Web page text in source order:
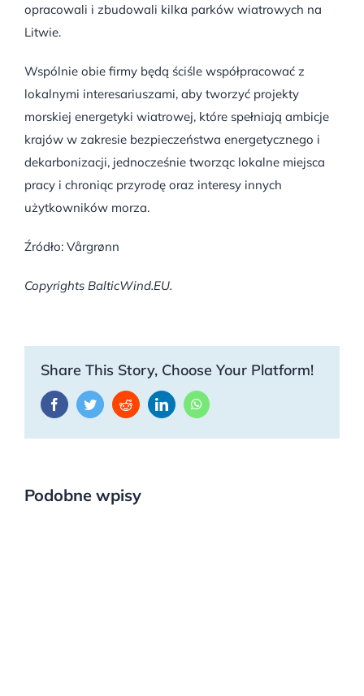
opracowali i zbudowali kilka parków wiatrowych na
Litwie.
Wspólnie obie firmy będą ściśle współpracować z
lokalnymi interesariuszami, aby tworzyć projekty
morskiej energetyki wiatrowej, które spełniają ambicje
krajów w zakresie bezpieczeństwa energetycznego i
dekarbonizacji, jednocześnie tworząc lokalne miejsca
pracy i chroniąc przyrodę oraz interesy innych
użytkowników morza.
Źródło: Vårgrønn
Copyrights BalticWind.EU.
Share This Story, Choose Your Platform!
FacebookTwitterRedditLinkedInWhatsApp
Podobne wpisy